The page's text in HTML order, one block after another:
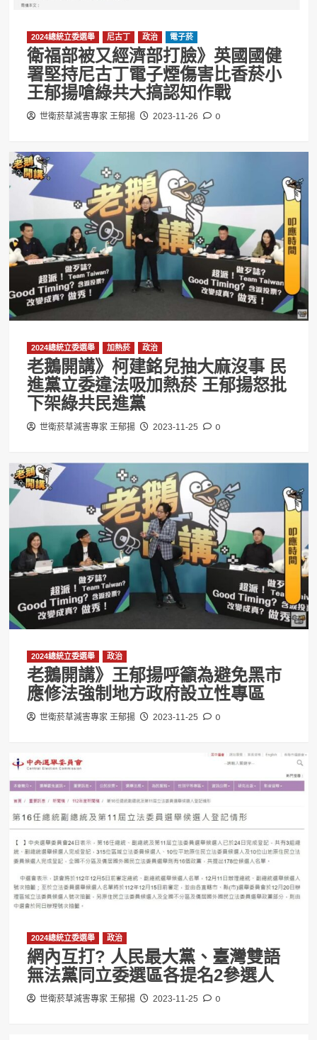
2024總統立委選舉 尼古丁 政治 電子菸
衛福部被又經濟部打臉》英國國健
署堅持尼古丁電子煙傷害比香菸小
王郁揚嗆綠共大搞認知作戰
世衛菸草減害專家 王郁揚 2023-11-26 0
2024總統立委選舉 加熱菸 政治
老鵝開講》柯建銘兒抽大麻沒事 民
進黨立委違法吸加熱菸 王郁揚怒批
下架綠共民進黨
世衛菸草減害專家 王郁揚 2023-11-25 0
2024總統立委選舉 政治
老鵝開講》王郁揚呼籲為避免黑市
應修法強制地方政府設立性專區
世衛菸草減害專家 王郁揚 2023-11-25 0
2024總統立委選舉 政治
網內互打? 人民最大黨、臺灣雙語
無法黨同立委選區各提名2參選人
世衛菸草減害專家 王郁揚 2023-11-25 0